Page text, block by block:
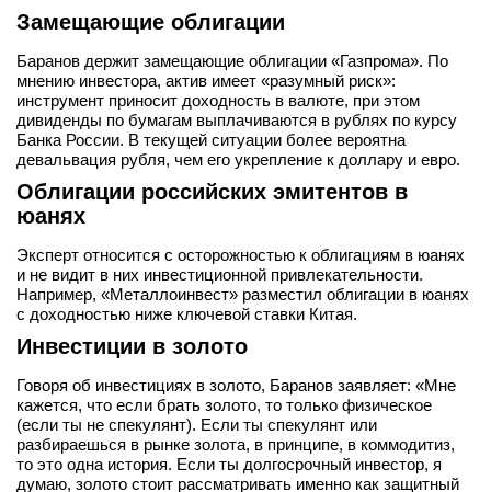
Замещающие облигации
Баранов держит замещающие облигации «Газпрома». По
мнению инвестора, актив имеет «разумный риск»:
инструмент приносит доходность в валюте, при этом
дивиденды по бумагам выплачиваются в рублях по курсу
Банка России. В текущей ситуации более вероятна
девальвация рубля, чем его укрепление к доллару и евро.
Облигации российских эмитентов в
юанях
Эксперт относится с осторожностью к облигациям в юанях
и не видит в них инвестиционной привлекательности.
Например, «Металлоинвест» разместил облигации в юанях
с доходностью ниже ключевой ставки Китая.
Инвестиции в золото
Говоря об инвестициях в золото, Баранов заявляет: «Мне
кажется, что если брать золото, то только физическое
(если ты не спекулянт). Если ты спекулянт или
разбираешься в рынке золота, в принципе, в коммодитиз,
то это одна история. Если ты долгосрочный инвестор, я
думаю, золото стоит рассматривать именно как защитный